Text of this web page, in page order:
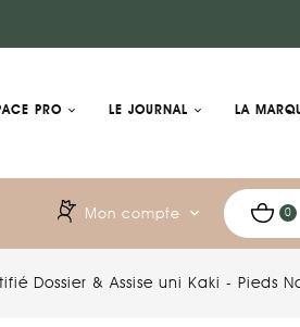
PRO LE JOURNAL LA
0
Mon compte expand_more
Dossier & Assise uni Kaki - Pieds